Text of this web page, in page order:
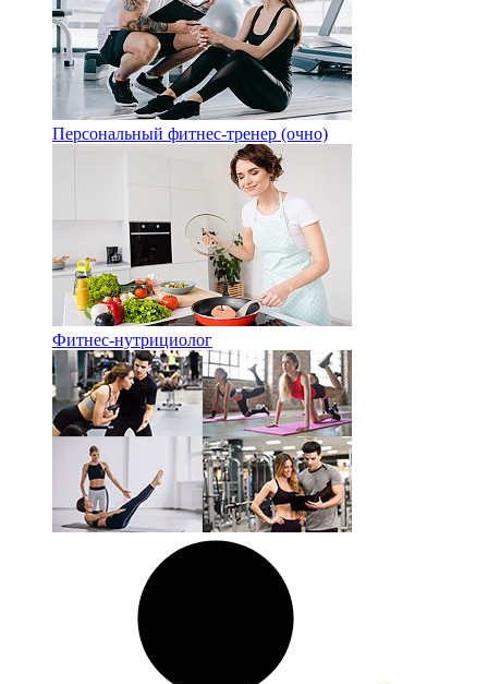
Персональный фитнес-тренер (очно)
Фитнес-нутрициолог